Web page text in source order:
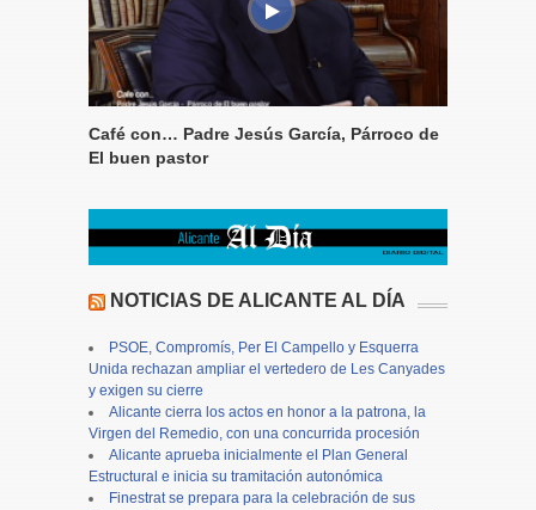
Café con… Padre Jesús García, Párroco de
El buen pastor
NOTICIAS DE ALICANTE AL DÍA
PSOE, Compromís, Per El Campello y Esquerra
Unida rechazan ampliar el vertedero de Les Canyades
y exigen su cierre
Alicante cierra los actos en honor a la patrona, la
Virgen del Remedio, con una concurrida procesión
Alicante aprueba inicialmente el Plan General
Estructural e inicia su tramitación autonómica
Finestrat se prepara para la celebración de sus